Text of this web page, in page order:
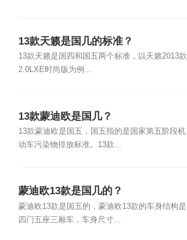
13款天籁是国几的标准？
13款天籁是国四和国五两个标准，以天籁2013款
2.0LXE时尚版为例...
13款蒙迪欧是国几？
13款蒙迪欧是国五，国五指的是国家第五阶段机
动车污染物排放标准。13款...
蒙迪欧13款是国几的？
蒙迪欧13款是国五的，蒙迪欧13款的车身结构是
四门五座三厢车，车身尺寸...